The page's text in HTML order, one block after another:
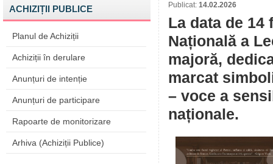
ACHIZIȚII PUBLICE
Planul de Achiziții
Achiziții în derulare
Anunțuri de intenție
Anunțuri de participare
Rapoarte de monitorizare
Arhiva (Achiziții Publice)
Publicat: 14.02.2026
La data de 14
Națională a
majoră,
marcat
– voce a
naționale.